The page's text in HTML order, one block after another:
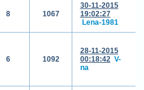
8 1067
30-11-2015
19:02:27
Lena-1981
6 1092
28-11-2015
00:18:42 V-
na